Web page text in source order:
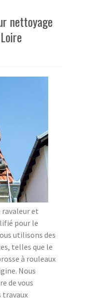
nettoyage
ravaleur et
pour le
utilisons des
telles que le
à rouleaux
Nous
de vous
travaux